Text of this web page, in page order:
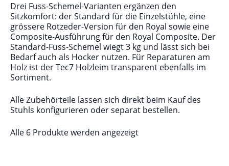
Drei Fuss-Schemel-Varianten ergänzen den
Sitzkomfort: der Standard für die Einzelstühle, eine
grössere Rotzeder-Version für den Royal sowie eine
Composite-Ausführung für den Royal Composite. Der
Standard-Fuss-Schemel wiegt 3 kg und lässt sich bei
Bedarf auch als Hocker nutzen. Für Reparaturen am
Holz ist der Tec7 Holzleim transparent ebenfalls im
Sortiment.
Alle Zubehörteile lassen sich direkt beim Kauf des
Stuhls konfigurieren oder separat bestellen.
Alle 6 Produkte werden angezeigt